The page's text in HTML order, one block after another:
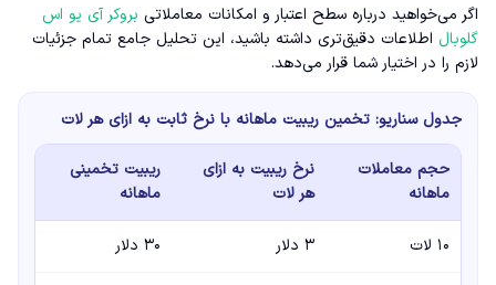
اگر می‌خواهید درباره سطح اعتبار و امکانات معاملاتی بروکر آی یو اس
گلوبال اطلاعات دقیق‌تری داشته باشید، این تحلیل جامع تمام جزئیات
لازم را در اختیار شما قرار می‌دهد.
جدول سناریو: تخمین ریبیت ماهانه با نرخ ثابت به ازای هر لات
حجم معاملات
ماهانه
نرخ ریبیت به ازای
هر لات
ریبیت تخمینی
ماهانه
۱۰ لات ۳ دلار ۳۰ دلار